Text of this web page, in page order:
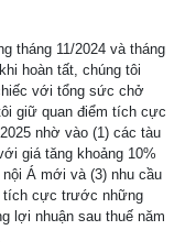
tháng 11/2024 và tháng
hoàn tất, chúng tôi
với tổng sức chở
giữ quan điểm tích cực
nhờ vào (1) các tàu
giá tăng khoảng 10%
Á mới và (3) nhu cầu
tích cực trước những
lợi nhuận sau thuế năm